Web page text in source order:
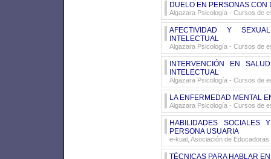
DUELO EN PERSONAS
Algazara Psicología - Cursos de
AFECTIVIDAD Y
INTELECTUAL
Algazara Psicología - Cursos de
INTERVENCIÓN EN
INTELECTUAL
Algazara Psicología - Cursos de
LA ENFERMEDAD MENTAL
Algazara Psicología - Cursos de
HABILIDADES
PERSONA USUARIA
e-kual, Asociación de
TÉCNICAS PARA HABLAR